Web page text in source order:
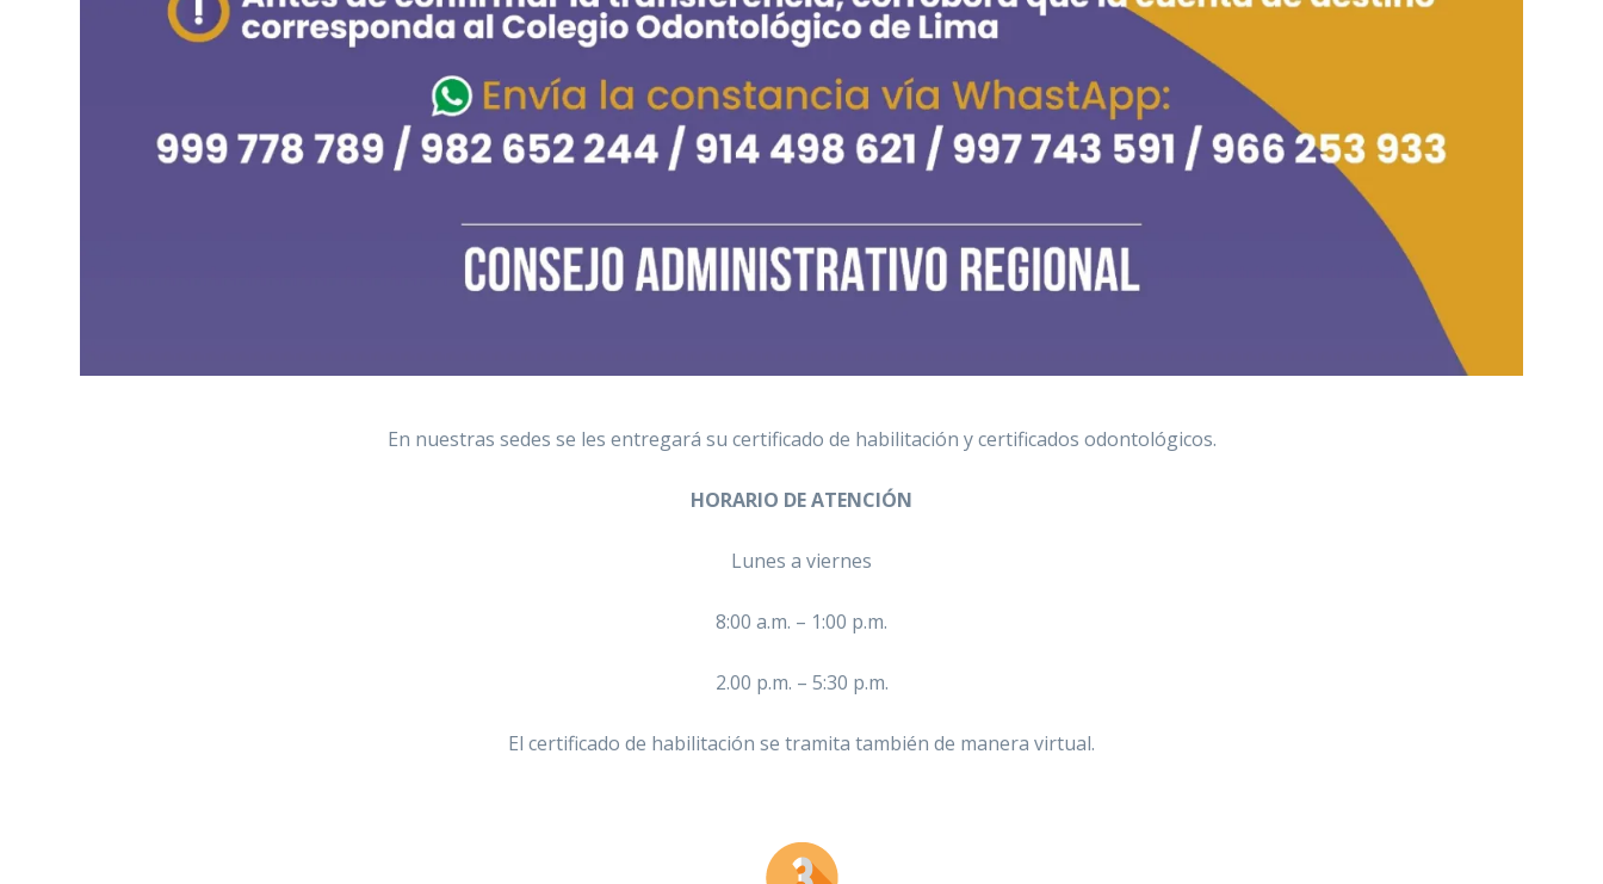
En nuestras sedes se les entregará su certificado de habilitación y certificados odontológicos.
HORARIO DE ATENCIÓN
Lunes a viernes
8:00 a.m. – 1:00 p.m.
2.00 p.m. – 5:30 p.m.
El certificado de habilitación se tramita también de manera virtual.